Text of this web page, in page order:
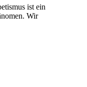
ist ein
Wir